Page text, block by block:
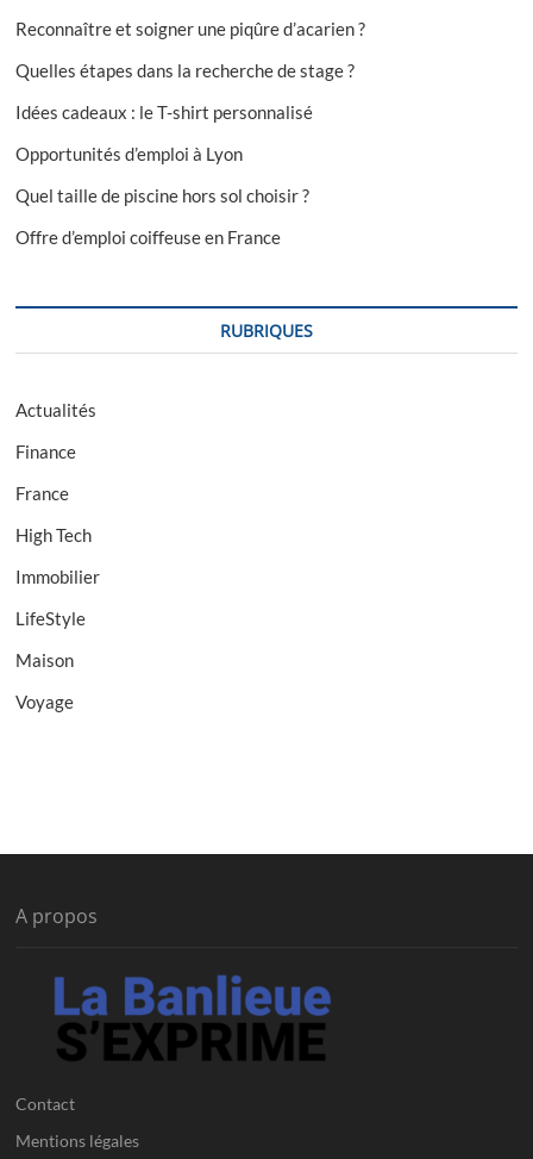
Reconnaître et soigner une piqûre d’acarien ?
Quelles étapes dans la recherche de stage ?
Idées cadeaux : le T-shirt personnalisé
Opportunités d’emploi à Lyon
Quel taille de piscine hors sol choisir ?
Offre d’emploi coiffeuse en France
RUBRIQUES
Actualités
Finance
France
High Tech
Immobilier
LifeStyle
Maison
Voyage
A propos
Contact
Mentions légales